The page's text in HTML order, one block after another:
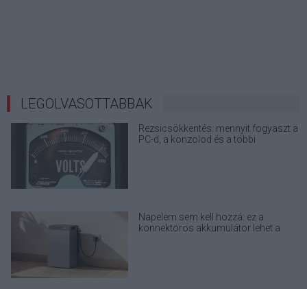
LEGOLVASOTTABBAK
Rezsicsökkentés: mennyit fogyaszt a
PC-d, a konzolod és a többi
Napelem sem kell hozzá: ez a
konnektoros akkumulátor lehet a